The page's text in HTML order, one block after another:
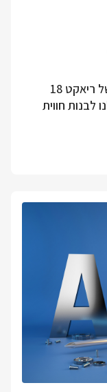
בוובינר זה ראינו את היכולות החדשות של ריאקט 18
לבנות חווית